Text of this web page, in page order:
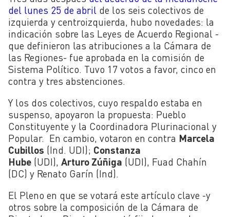
del lunes 25 de abril de los seis colectivos de
izquierda y centroizquierda, hubo novedades: la
indicación sobre las Leyes de Acuerdo Regional -
que definieron las atribuciones a la Cámara de
las Regiones- fue aprobada en la comisión de
Sistema Político. Tuvo 17 votos a favor, cinco en
contra y tres abstenciones.
Y los dos colectivos, cuyo respaldo estaba en
suspenso, apoyaron la propuesta: Pueblo
Constituyente y la Coordinadora Plurinacional y
Popular. En cambio, votaron en contra Marcela
Cubillos (Ind. UDI); Constanza
Hube (UDI), Arturo Zúñiga (UDI), Fuad Chahín
(DC) y Renato Garín (Ind).
El Pleno en que se votará este artículo clave -y
otros sobre la composición de la Cámara de